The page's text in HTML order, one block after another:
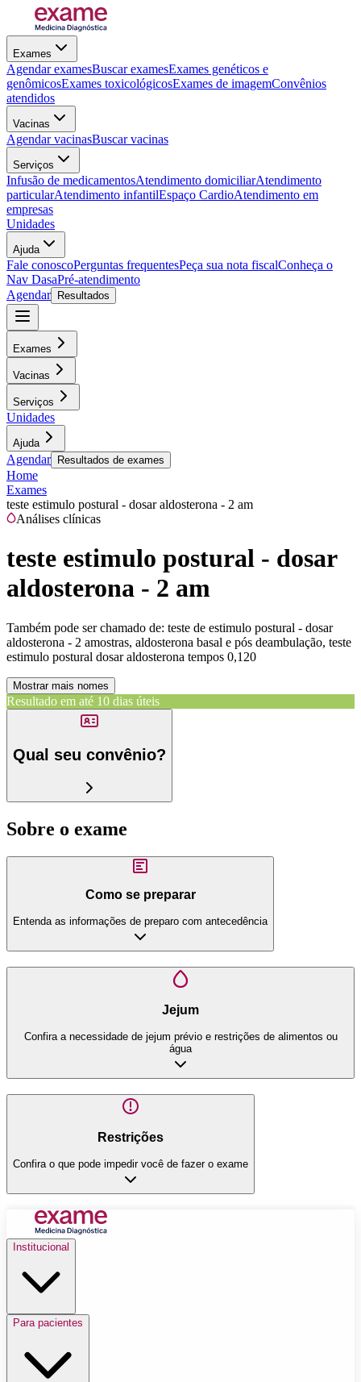
Exames
Agendar examesBuscar examesExames genéticos e
genômicosExames toxicológicosExames de imagemConvênios
atendidos
Vacinas
Agendar vacinasBuscar vacinas
Serviços
Infusão de medicamentosAtendimento domiciliarAtendimento
particularAtendimento infantilEspaço CardioAtendimento em
empresas
Unidades
Ajuda
Fale conoscoPerguntas frequentesPeça sua nota fiscalConheça o
Nav DasaPré-atendimento
Agendar
Resultados
Exames
Vacinas
Serviços
Unidades
Ajuda
Agendar Resultados de exames
Home
Exames
teste estimulo postural - dosar aldosterona - 2 am
Análises clínicas
teste estimulo postural - dosar
aldosterona - 2 am
Também pode ser chamado de: teste de estimulo postural - dosar
aldosterona - 2 amostras, aldosterona basal e pós deambulação, teste
estimulo postural dosar aldosterona tempos 0,120
Mostrar mais nomes
Resultado em até 10 dias úteis
Qual seu convênio?
Sobre o exame
Como se preparar
Entenda as informações de preparo com antecedência
Jejum
Confira a necessidade de jejum prévio e restrições de alimentos ou
água
Restrições
Confira o que pode impedir você de fazer o exame
Institucional
Para pacientes